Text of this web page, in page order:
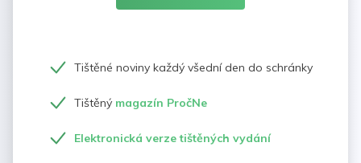
Tištěné noviny každý všední den do schránky
Tištěný magazín PročNe
Elektronická verze tištěných vydání